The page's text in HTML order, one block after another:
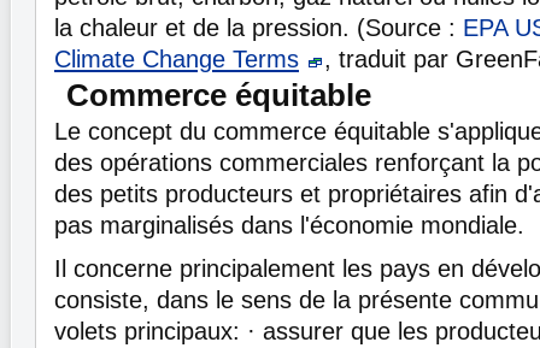
la chaleur et de la pression. (Source : EPA
Climate Change Terms
, traduit par
Commerce équitable
Le concept du commerce équitable
des opérations commerciales renforçant la
des petits producteurs et propriétaires afin
pas marginalisés dans l'économie mondiale.
Il concerne principalement les pays en
consiste, dans le sens de la présente
volets principaux: · assurer que les